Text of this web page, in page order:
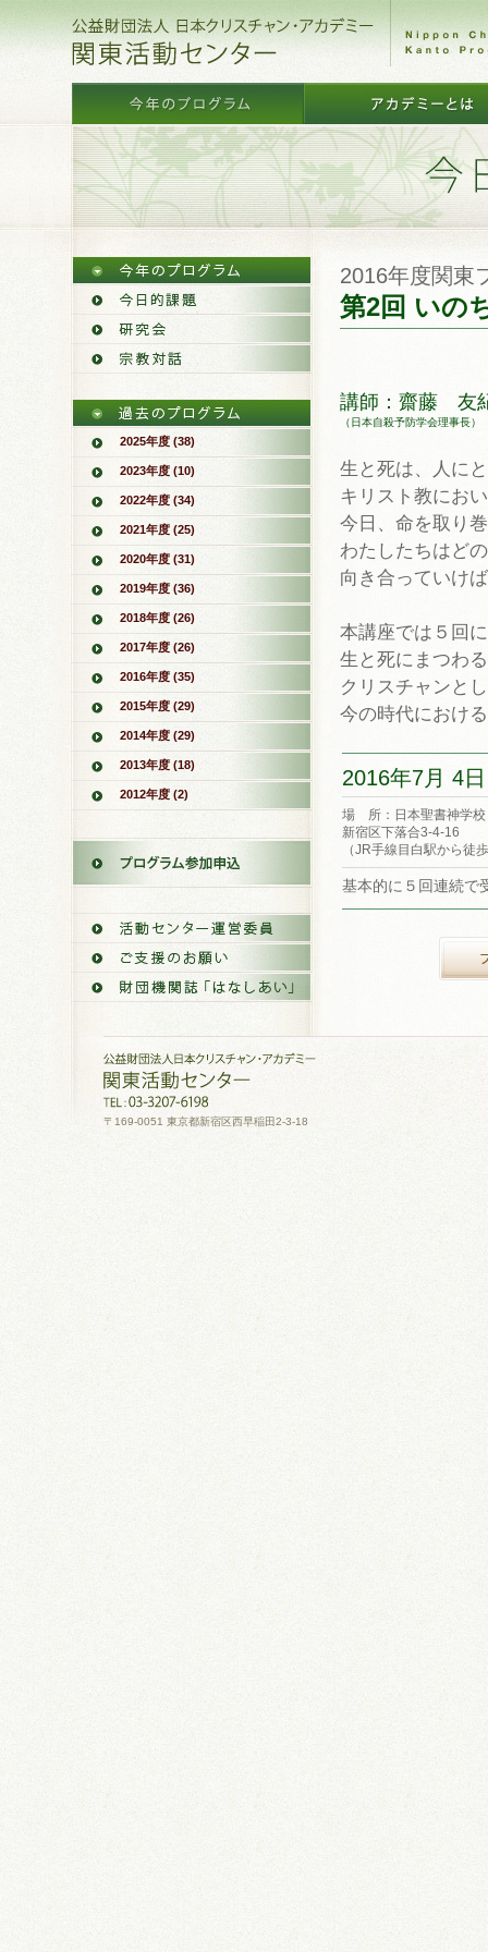
2025年度 (38)
2023年度 (10)
2022年度 (34)
2021年度 (25)
2020年度 (31)
2019年度 (36)
2018年度 (26)
2017年度 (26)
2016年度 (35)
2015年度 (29)
2014年度 (29)
2013年度 (18)
2012年度 (2)
2016年度関
第2回 いの
講師：齋藤 友
（日本自殺予防学会理事長）
生と死は、人に
キリスト教にお
今日、命を取り
わたしたちはど
向き合っていけ
本講座では５回
生と死にまつわ
クリスチャンと
今の時代におけ
2016年7月 4
場 所：日本聖書神学
新宿区下落合3-4-16
（JR手線目白駅から徒
基本的に５回連続で
〒169-0051 東京都新宿区西早稲田2-3-18